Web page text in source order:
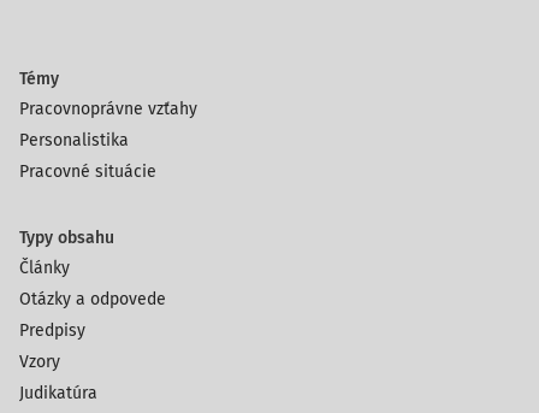
Témy
Pracovnoprávne vzťahy
Personalistika
Pracovné situácie
Typy obsahu
Články
Otázky a odpovede
Predpisy
Vzory
Judikatúra